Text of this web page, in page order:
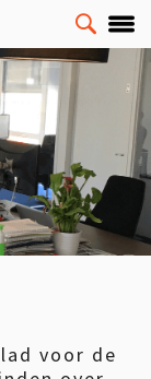
voor de